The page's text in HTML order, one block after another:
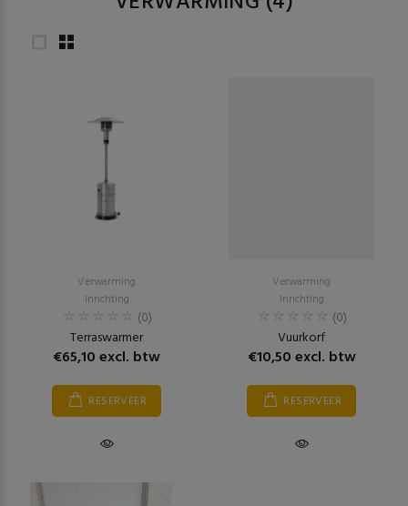
Verwarming
Inrichting
(0)
Terraswarmer
€65,10 excl. btw
RESERVEER
Verwarming
Inrichting
(0)
Vuurkorf
€10,50 excl. btw
RESERVEER